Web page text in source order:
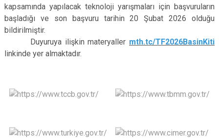
kapsamında yapılacak teknoloji yarışmaları için başvuruların
başladığı ve son başvuru tarihin 20 Şubat 2026 olduğu
bildirilmiştir.
Duyuruya ilişkin materyaller mth.tc/TF2026BasinKiti
linkinde yer almaktadır.